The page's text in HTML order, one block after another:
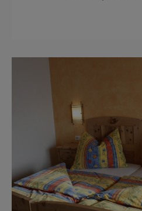
WiFi
Freizeitaktivitäten am
Umgebung
Kutschenfahrten
Skifahren
Tischtennis